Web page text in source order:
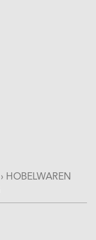
› HOBELWAREN